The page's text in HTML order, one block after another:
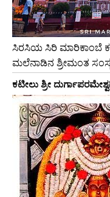
ಸಿರಸಿಯ ಸಿರಿ ಮಾರಿಕಾಂಬೆ
ಮಲೆನಾಡಿನ ಶ್ರೀಮಂತ
ಕಟೀಲು ಶ್ರೀ